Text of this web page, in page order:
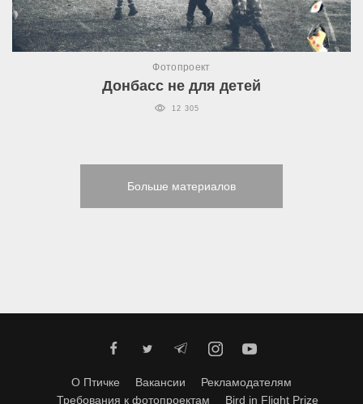
Фотопроект
Донбасс не для детей
12 305
Больше материалов
О Птичке Вакансии
Рекламодателям
Требования к фотопроектам
Bird in Flight Prize